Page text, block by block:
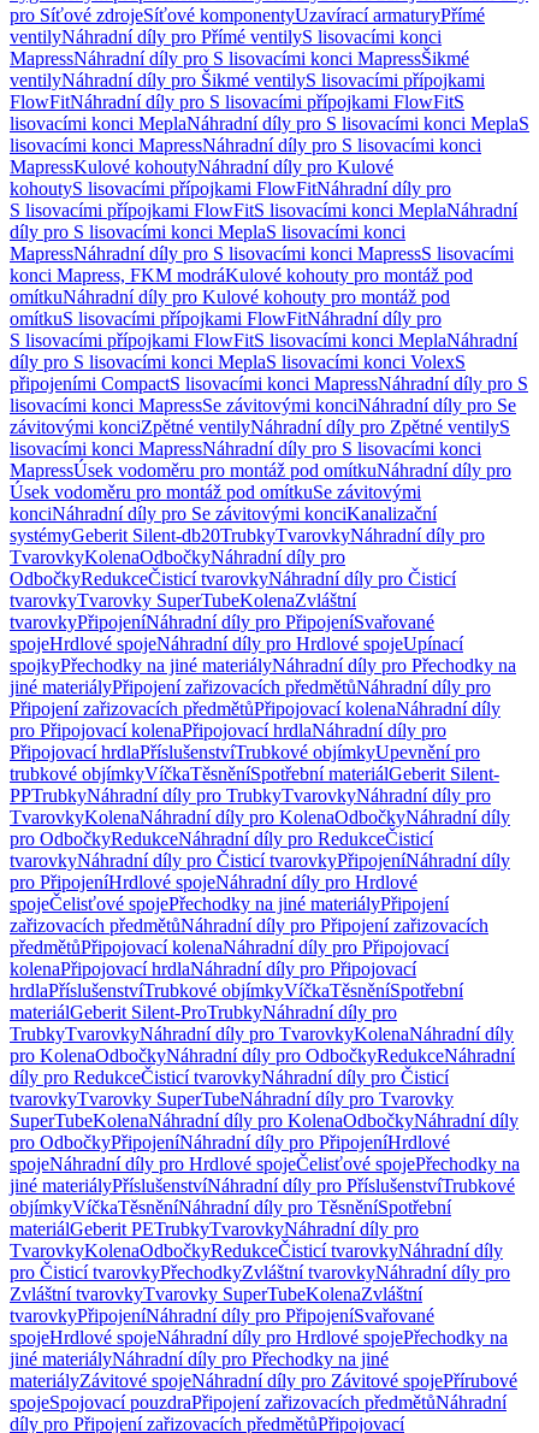
pro Síťové zdrojeSíťové komponentyUzavírací armaturyPřímé
ventilyNáhradní díly pro Přímé ventilyS lisovacími konci
MapressNáhradní díly pro S lisovacími konci MapressŠikmé
ventilyNáhradní díly pro Šikmé ventilyS lisovacími přípojkami
FlowFitNáhradní díly pro S lisovacími přípojkami FlowFitS
lisovacími konci MeplaNáhradní díly pro S lisovacími konci MeplaS
lisovacími konci MapressNáhradní díly pro S lisovacími konci
MapressKulové kohoutyNáhradní díly pro Kulové
kohoutyS lisovacími přípojkami FlowFitNáhradní díly pro
S lisovacími přípojkami FlowFitS lisovacími konci MeplaNáhradní
díly pro S lisovacími konci MeplaS lisovacími konci
MapressNáhradní díly pro S lisovacími konci MapressS lisovacími
konci Mapress, FKM modráKulové kohouty pro montáž pod
omítkuNáhradní díly pro Kulové kohouty pro montáž pod
omítkuS lisovacími přípojkami FlowFitNáhradní díly pro
S lisovacími přípojkami FlowFitS lisovacími konci MeplaNáhradní
díly pro S lisovacími konci MeplaS lisovacími konci VolexS
připojeními CompactS lisovacími konci MapressNáhradní díly pro S
lisovacími konci MapressSe závitovými konciNáhradní díly pro Se
závitovými konciZpětné ventilyNáhradní díly pro Zpětné ventilyS
lisovacími konci MapressNáhradní díly pro S lisovacími konci
MapressÚsek vodoměru pro montáž pod omítkuNáhradní díly pro
Úsek vodoměru pro montáž pod omítkuSe závitovými
konciNáhradní díly pro Se závitovými konciKanalizační
systémyGeberit Silent-db20TrubkyTvarovkyNáhradní díly pro
TvarovkyKolenaOdbočkyNáhradní díly pro
OdbočkyRedukceČisticí tvarovkyNáhradní díly pro Čisticí
tvarovkyTvarovky SuperTubeKolenaZvláštní
tvarovkyPřipojeníNáhradní díly pro PřipojeníSvařované
spojeHrdlové spojeNáhradní díly pro Hrdlové spojeUpínací
spojkyPřechodky na jiné materiályNáhradní díly pro Přechodky na
jiné materiályPřipojení zařizovacích předmětůNáhradní díly pro
Připojení zařizovacích předmětůPřipojovací kolenaNáhradní díly
pro Připojovací kolenaPřipojovací hrdlaNáhradní díly pro
Připojovací hrdlaPříslušenstvíTrubkové objímkyUpevnění pro
trubkové objímkyVíčkaTěsněníSpotřební materiálGeberit Silent-
PPTrubkyNáhradní díly pro TrubkyTvarovkyNáhradní díly pro
TvarovkyKolenaNáhradní díly pro KolenaOdbočkyNáhradní díly
pro OdbočkyRedukceNáhradní díly pro RedukceČisticí
tvarovkyNáhradní díly pro Čisticí tvarovkyPřipojeníNáhradní díly
pro PřipojeníHrdlové spojeNáhradní díly pro Hrdlové
spojeČelisťové spojePřechodky na jiné materiályPřipojení
zařizovacích předmětůNáhradní díly pro Připojení zařizovacích
předmětůPřipojovací kolenaNáhradní díly pro Připojovací
kolenaPřipojovací hrdlaNáhradní díly pro Připojovací
hrdlaPříslušenstvíTrubkové objímkyVíčkaTěsněníSpotřební
materiálGeberit Silent-ProTrubkyNáhradní díly pro
TrubkyTvarovkyNáhradní díly pro TvarovkyKolenaNáhradní díly
pro KolenaOdbočkyNáhradní díly pro OdbočkyRedukceNáhradní
díly pro RedukceČisticí tvarovkyNáhradní díly pro Čisticí
tvarovkyTvarovky SuperTubeNáhradní díly pro Tvarovky
SuperTubeKolenaNáhradní díly pro KolenaOdbočkyNáhradní díly
pro OdbočkyPřipojeníNáhradní díly pro PřipojeníHrdlové
spojeNáhradní díly pro Hrdlové spojeČelisťové spojePřechodky na
jiné materiályPříslušenstvíNáhradní díly pro PříslušenstvíTrubkové
objímkyVíčkaTěsněníNáhradní díly pro TěsněníSpotřební
materiálGeberit PETrubkyTvarovkyNáhradní díly pro
TvarovkyKolenaOdbočkyRedukceČisticí tvarovkyNáhradní díly
pro Čisticí tvarovkyPřechodkyZvláštní tvarovkyNáhradní díly pro
Zvláštní tvarovkyTvarovky SuperTubeKolenaZvláštní
tvarovkyPřipojeníNáhradní díly pro PřipojeníSvařované
spojeHrdlové spojeNáhradní díly pro Hrdlové spojePřechodky na
jiné materiályNáhradní díly pro Přechodky na jiné
materiályZávitové spojeNáhradní díly pro Závitové spojePřírubové
spojeSpojovací pouzdraPřipojení zařizovacích předmětůNáhradní
díly pro Připojení zařizovacích předmětůPřipojovací